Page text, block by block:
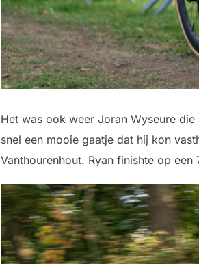
Het was ook weer Joran Wyseure
snel een mooie gaatje dat hij kon
Vanthourenhout. Ryan finishte op een